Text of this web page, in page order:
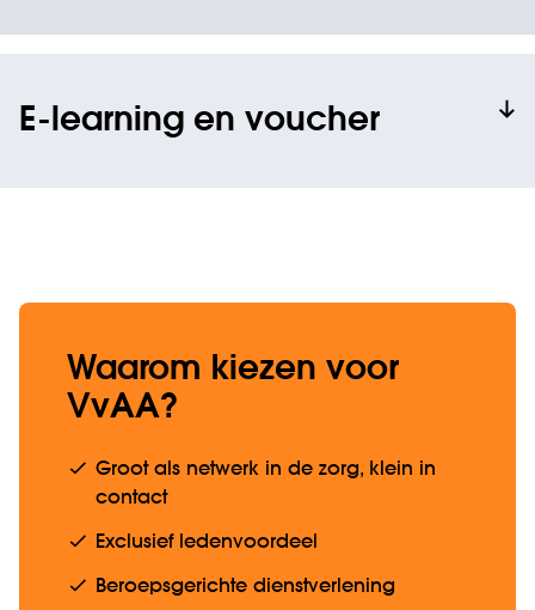
E-learning en voucher
Waarom kiezen voor
VvAA?
Groot als netwerk in de zorg, klein in
contact
Exclusief ledenvoordeel
Beroepsgerichte dienstverlening